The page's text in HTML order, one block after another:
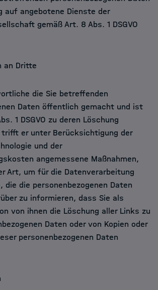
auf angebotene Dienste der
gemäß Art. 8 Abs. 1 DSGVO
Dritte
die Sie betreffenden
Daten öffentlich gemacht und ist
1 DSGVO zu deren Löschung
er unter Berücksichtigung der
und der
angemessene Maßnahmen,
Art, um für die Datenverarbeitung
die personenbezogenen Daten
zu informieren, dass Sie als
von ihnen die Löschung aller Links zu
Daten oder von Kopien oder
personenbezogenen Daten